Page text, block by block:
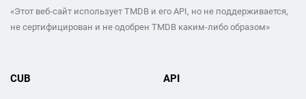
«Этот веб-сайт использует TMDB и его API, но не поддерживается,
не сертифицирован и не одобрен TMDB каким-либо образом»
CUB API